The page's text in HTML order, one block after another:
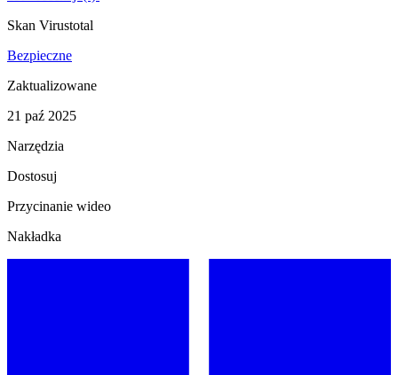
Skan Virustotal
Bezpieczne
Zaktualizowane
21 paź 2025
Narzędzia
Dostosuj
Przycinanie wideo
Nakładka